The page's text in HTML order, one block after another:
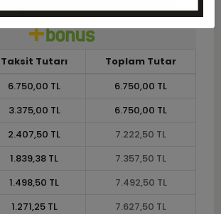
Taksit Tutarı
Toplam Tutar
6.750,00 TL
6.750,00 TL
3.375,00 TL
6.750,00 TL
2.407,50 TL
7.222,50 TL
1.839,38 TL
7.357,50 TL
1.498,50 TL
7.492,50 TL
1.271,25 TL
7.627,50 TL